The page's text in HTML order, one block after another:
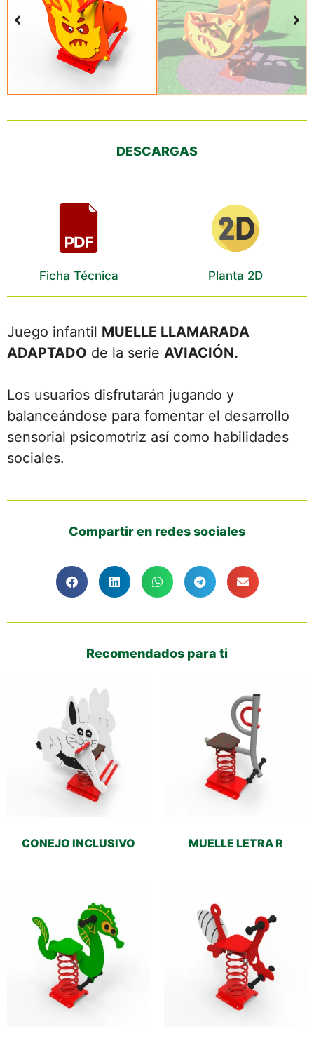
DESCARGAS
Ficha Técnica Planta 2D
Juego infantil MUELLE LLAMARADA
ADAPTADO de la serie AVIACIÓN.
Los usuarios disfrutarán jugando y
balanceándose para fomentar el desarrollo
sensorial psicomotriz así como habilidades
sociales.
Compartir en redes sociales
Recomendados para ti
CONEJO INCLUSIVO MUELLE LETRA R